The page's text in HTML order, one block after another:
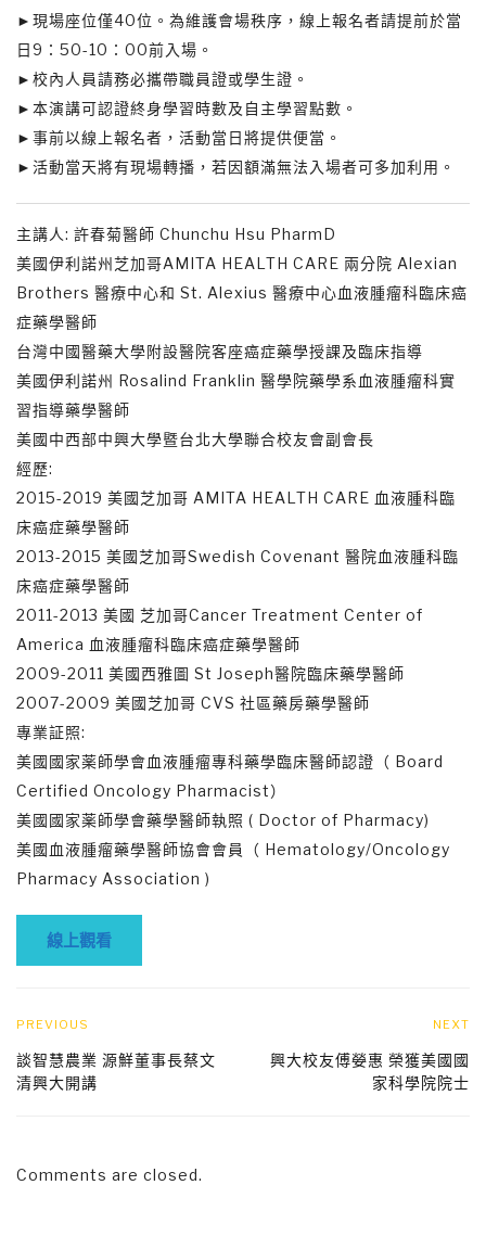
►現場座位僅40位。為維護會場秩序，線上報名者請提前於當
日9：50-10：00前入場。
►校內人員請務必攜帶職員證或學生證。
►本演講可認證終身學習時數及自主學習點數。
►事前以線上報名者，活動當日將提供便當。
►活動當天將有現場轉播，若因額滿無法入場者可多加利用。
主講人: 許春菊醫師 Chunchu Hsu PharmD
美國伊利諾州芝加哥AMITA HEALTH CARE 兩分院 Alexian
Brothers 醫療中心和 St. Alexius 醫療中心血液腫瘤科臨床癌
症藥學醫師
台灣中國醫藥大學附設醫院客座癌症藥學授課及臨床指導
美國伊利諾州 Rosalind Franklin 醫學院藥學系血液腫瘤科實
習指導藥學醫師
美國中西部中興大學暨台北大學聯合校友會副會長
經歷:
2015-2019 美國芝加哥 AMITA HEALTH CARE 血液腫科臨
床癌症藥學醫師
2013-2015 美國芝加哥Swedish Covenant 醫院血液腫科臨
床癌症藥學醫師
2011-2013 美國 芝加哥Cancer Treatment Center of
America 血液腫瘤科臨床癌症藥學醫師
2009-2011 美國西雅圖 St Joseph醫院臨床藥學醫師
2007-2009 美國芝加哥 CVS 社區藥房藥學醫師
專業証照:
美國國家薬師學會血液腫瘤專科藥學臨床醫師認證（ Board
Certified Oncology Pharmacist）
美國國家薬師學會藥學醫師執照 ( Doctor of Pharmacy)
美國血液腫瘤藥學醫師協會會員（ Hematology/Oncology
Pharmacy Association )
線上觀看
PREVIOUS
談智慧農業 源鮮董事長蔡文
清興大開講
NEXT
興大校友傅嫈惠 榮獲美國國
家科學院院士
Comments are closed.